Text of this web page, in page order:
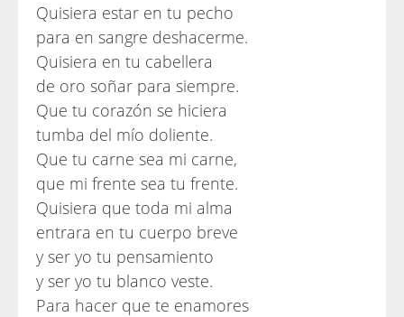
Quisiera estar en tu pecho
para en sangre deshacerme.
Quisiera en tu cabellera
de oro soñar para siempre.
Que tu corazón se hiciera
tumba del mío doliente.
Que tu carne sea mi carne,
que mi frente sea tu frente.
Quisiera que toda mi alma
entrara en tu cuerpo breve
y ser yo tu pensamiento
y ser yo tu blanco veste.
Para hacer que te enamores